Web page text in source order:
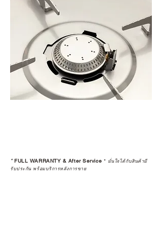
*FULL WARRANTY & After Service * มั่นใจได้กับสินค้ามี
รับประกัน พร้อมบริการหลังการขาย